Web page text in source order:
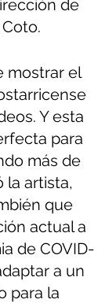
de
mostrar el
Y esta
para
más de
la artista,
que
actual a
de COVID-
a un
para la